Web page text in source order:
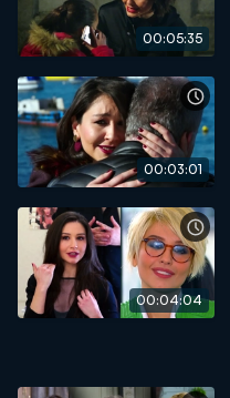
00:05:35
00:03:01
00:04:04